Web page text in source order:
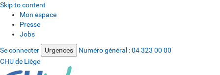
Skip to content
Mon espace
Presse
Jobs
Se connecter Urgences Numéro général :04 323 00 00
CHU de Liège